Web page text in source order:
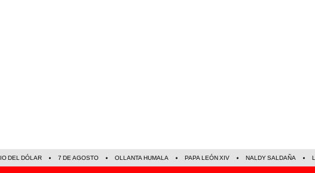
DEL DÓLAR 7 DE AGOSTO OLLANTA HUMALA PAPA LEÓN XIV NALDY SALDAÑA